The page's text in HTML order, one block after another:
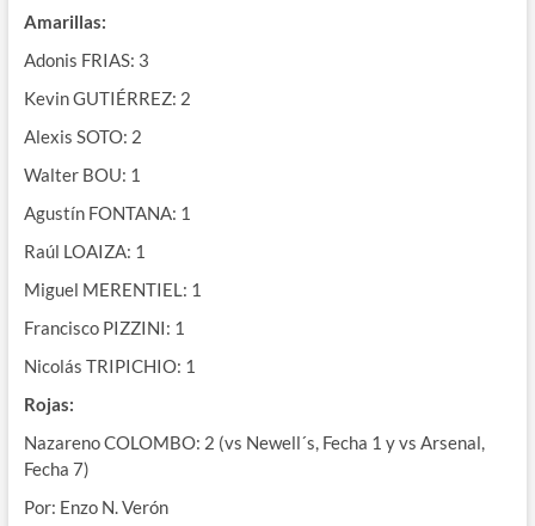
Amarillas:
Adonis FRIAS: 3
Kevin GUTIÉRREZ: 2
Alexis SOTO: 2
Walter BOU: 1
Agustín FONTANA: 1
Raúl LOAIZA: 1
Miguel MERENTIEL: 1
Francisco PIZZINI: 1
Nicolás TRIPICHIO: 1
Rojas:
Nazareno COLOMBO: 2 (vs Newell´s, Fecha 1 y vs Arsenal,
Fecha 7)
Por: Enzo N. Verón